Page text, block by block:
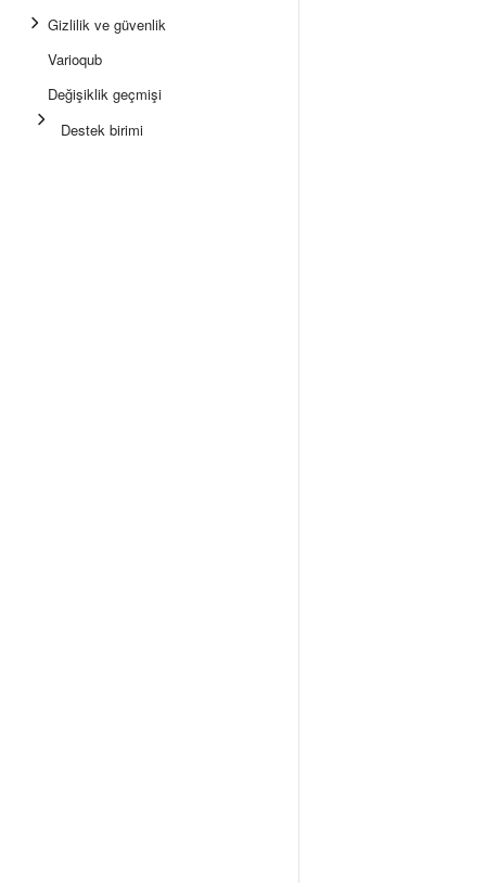
Gizlilik ve güvenlik
Varioqub
Değişiklik geçmişi
Destek birimi